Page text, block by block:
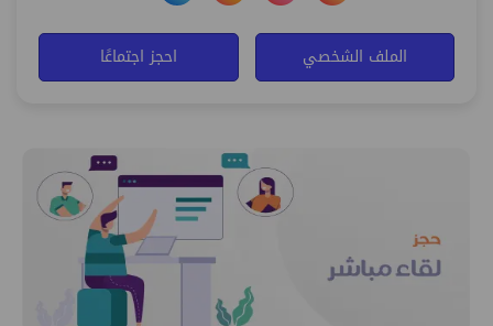
الملف الشخصي احجز اجتماعًا